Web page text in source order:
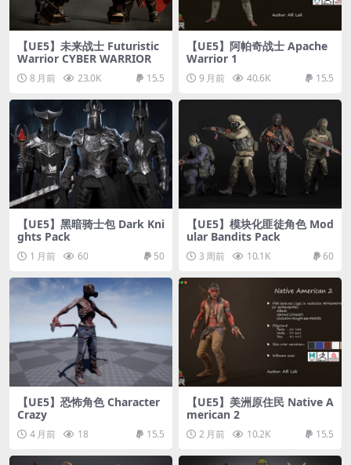
【UE5】未来战士 Futuristic
Warrior CYBER WARRIOR
8 月前 23.0K 15.5
【UE5】阿帕奇战士 Apache
Warrior 1
9 月前 40.6K 15.5
【UE5】黑暗骑士包 Dark Kni
ghts Pack
1 月前 60 50
【UE5】模块化匪徒角色 Mod
ular Bandits Pack
3 周前 10.1K 60
【UE5】恐怖角色 Character
Crazy
4 月前 18 15.5
【UE5】美洲原住民 Native A
merican 2
2 月前 10.2K 15.5